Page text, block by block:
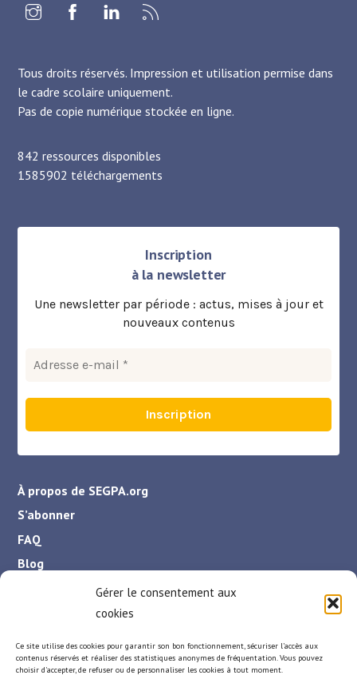
Gérer le consentement aux
cookies
Ce site utilise des cookies pour garantir son bon fonctionnement, sécuriser l’accès aux
contenus réservés et réaliser des statistiques anonymes de fréquentation. Vous pouvez
choisir d'accepter, de refuser ou de personnaliser les cookies à tout moment.
Tous droits réservés. Impression et utilisation permise dans
le cadre scolaire uniquement.
Pas de copie numérique stockée en ligne.
842 ressources disponibles
1585902 téléchargements
Inscription
à la newsletter
Une newsletter par période : actus, mises à jour et
nouveaux contenus
À propos de SEGPA.org
S’abonner
FAQ
Blog
Qu’est-ce la SEGPA ?
Politique de confidentialité